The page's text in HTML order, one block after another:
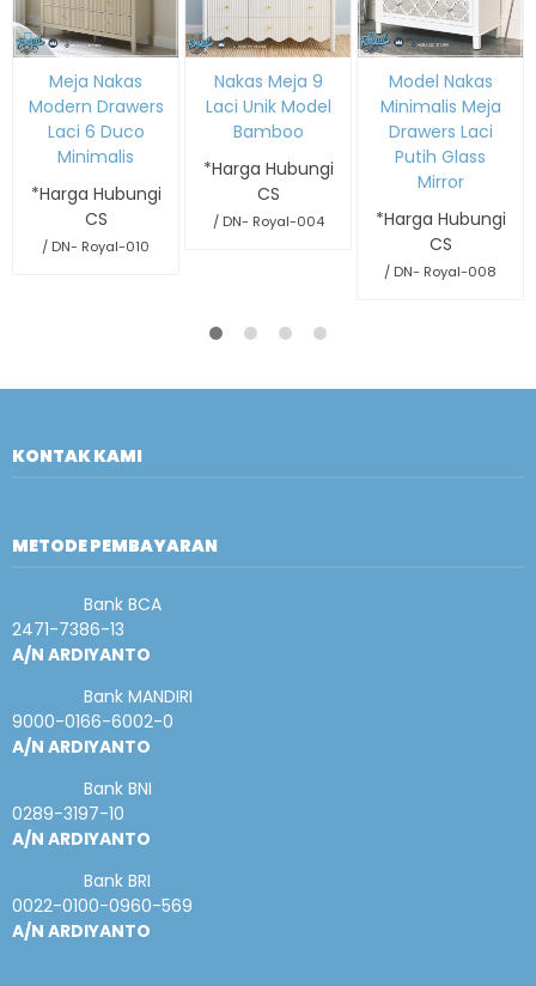
Meja Nakas
Modern Drawers
Laci 6 Duco
Minimalis
*Harga Hubungi
CS
/ DN- Royal-010
Nakas Meja 9
Laci Unik Model
Bamboo
*Harga Hubungi
CS
/ DN- Royal-004
Model Nakas
Minimalis Meja
Drawers Laci
Putih Glass
Mirror
*Harga Hubungi
CS
/ DN- Royal-008
KONTAK KAMI
METODE PEMBAYARAN
Bank BCA
2471-7386-13
A/N ARDIYANTO
Bank MANDIRI
9000-0166-6002-0
A/N ARDIYANTO
Bank BNI
0289-3197-10
A/N ARDIYANTO
Bank BRI
0022-0100-0960-569
A/N ARDIYANTO